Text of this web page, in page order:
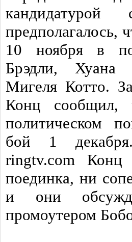
кандидатурой
предполагалось,
10 ноября в
Брэдли,
Мигеля Котто.
Конц сообщил,
политическом
бой 1
ringtv.com Конц
поединка, ни
и они
промоутером